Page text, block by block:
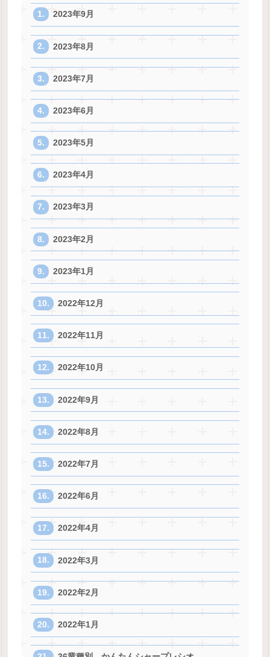
2023年9月
2023年8月
2023年7月
2023年6月
2023年5月
2023年4月
2023年3月
2023年2月
2023年1月
2022年12月
2022年11月
2022年10月
2022年9月
2022年8月
2022年7月
2022年6月
2022年4月
2022年3月
2022年2月
2022年1月